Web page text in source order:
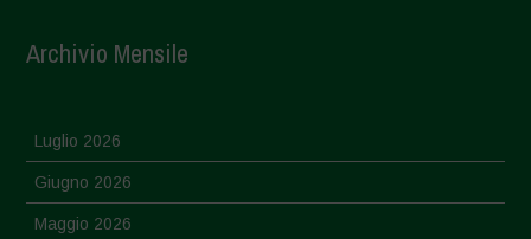
Archivio Mensile
Luglio 2026
Giugno 2026
Maggio 2026